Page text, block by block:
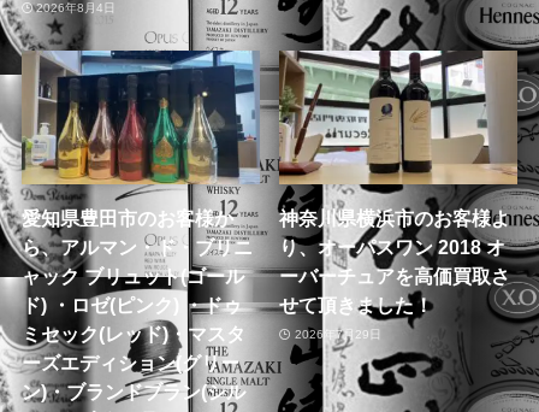
2026年8月4日
愛知県豊田市のお客様か
ら、アルマン・ド・ブリニ
ャック ブリュット(ゴール
ド) ・ロゼ(ピンク) ・ドゥ
ミセック(レッド)・マスタ
ーズエディション(グリー
ン)・ブランドブラン(シル
神奈川県横浜市のお客様よ
り、オーパスワン 2018 オ
ーバーチュアを高価買取さ
せて頂きました！
2026年7月29日